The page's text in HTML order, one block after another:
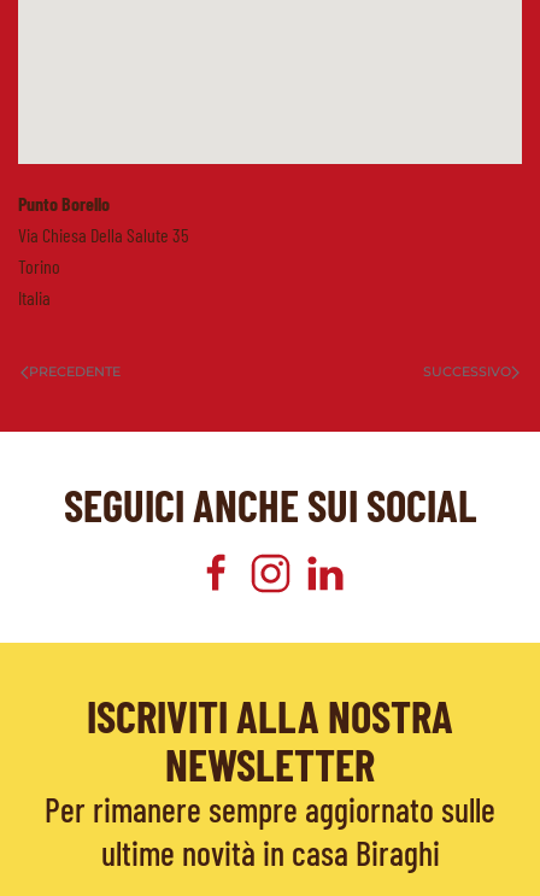
Punto Borello
Via Chiesa Della Salute 35
Torino
Italia
PRECEDENTE SUCCESSIVO
SEGUICI ANCHE SUI SOCIAL
ISCRIVITI ALLA NOSTRA
NEWSLETTER
Per rimanere sempre aggiornato sulle
ultime novità in casa Biraghi